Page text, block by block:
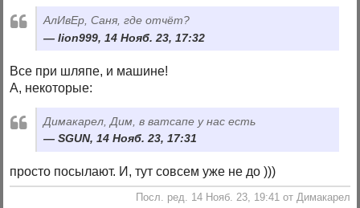
АлИвЕр, Саня, где отчёт?
lion999, 14 Нояб. 23, 17:32
Все при шляпе, и машине!
А, некоторые:
Димакарел, Дим, в ватсапе у нас есть
SGUN, 14 Нояб. 23, 17:31
просто посылают. И, тут совсем уже не до )))
Посл. ред. 14 Нояб. 23, 19:41 от Димакарел